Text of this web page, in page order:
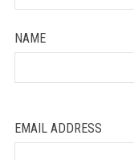
NAME
EMAIL ADDRESS